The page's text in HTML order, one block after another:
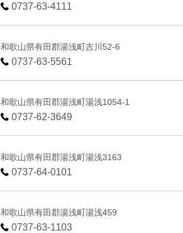
0737-63-4111
和歌山県有田郡湯浅町吉川52-6
0737-63-5561
和歌山県有田郡湯浅町湯浅1054-1
0737-62-3649
和歌山県有田郡湯浅町湯浅3163
0737-64-0101
和歌山県有田郡湯浅町湯浅459
0737-63-1103